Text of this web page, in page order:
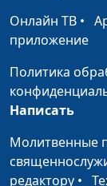
Не бойтесь
преткновений
Ты плачешь,
Господи
Мама
Онлайн ТВ •
приложение
Политика
Написать
Молитвенные
редактору •